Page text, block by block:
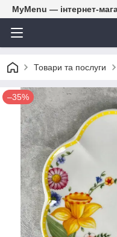
MyMenu — інтернет-
Товари та послуги
–35%